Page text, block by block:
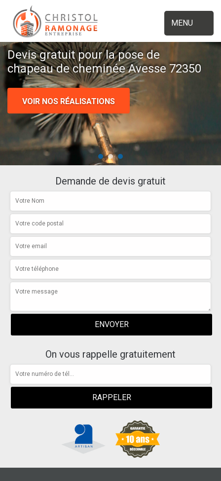
MENU
Devis gratuit pour la pose de
chapeau de cheminée Avesse 72350
VOIR NOS RÉALISATIONS
Demande de devis gratuit
On vous rappelle gratuitement